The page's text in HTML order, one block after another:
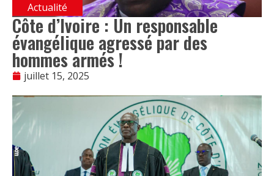
Actualité
Côte d’Ivoire : Un responsable
évangélique agressé par des
hommes armés !
juillet 15, 2025